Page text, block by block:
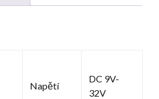
Napětí
DC 9V-
32V